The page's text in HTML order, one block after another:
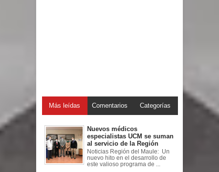
Más leídas Comentarios Categorías
Nuevos médicos
especialistas UCM se suman
al servicio de la Región
Noticias Región del Maule: Un
nuevo hito en el desarrollo de
este valioso programa de ...